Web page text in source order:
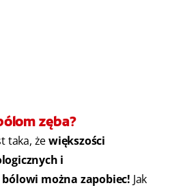
zęba?
taka, żewiększości
i
można zapobiec! Jak